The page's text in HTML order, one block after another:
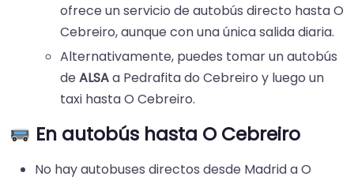
ofrece un servicio de autobús directo hasta O
Cebreiro, aunque con una única salida diaria.
Alternativamente, puedes tomar un autobús
de ALSAa Pedrafita do Cebreiro y luego un
taxi hasta O Cebreiro.
En autobús hasta O Cebreiro
No hay autobuses directos desde Madrid a O